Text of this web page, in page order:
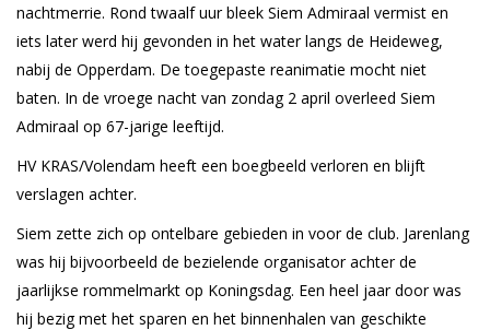
nachtmerrie. Rond twaalf uur bleek Siem Admiraal vermist en
iets later werd hij gevonden in het water langs de Heideweg,
nabij de Opperdam. De toegepaste reanimatie mocht niet
baten. In de vroege nacht van zondag 2 april overleed Siem
Admiraal op 67-jarige leeftijd.
HV KRAS/Volendam heeft een boegbeeld verloren en blijft
verslagen achter.
Siem zette zich op ontelbare gebieden in voor de club. Jarenlang
was hij bijvoorbeeld de bezielende organisator achter de
jaarlijkse rommelmarkt op Koningsdag. Een heel jaar door was
hij bezig met het sparen en het binnenhalen van geschikte